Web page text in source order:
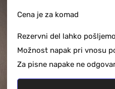
Cena je za komad
Rezervni del lahko
Možnost napak pri vnosu
Za pisne napake ne